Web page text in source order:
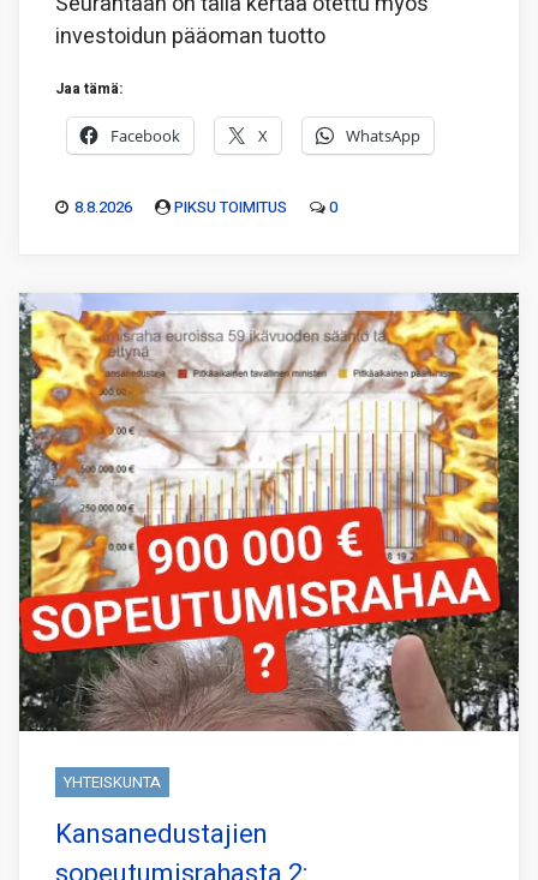
investoidun pääoman tuotto
Jaa tämä:
Facebook X WhatsApp
8.8.2026 PIKSU TOIMITUS 0
YHTEISKUNTA
Kansanedustajien